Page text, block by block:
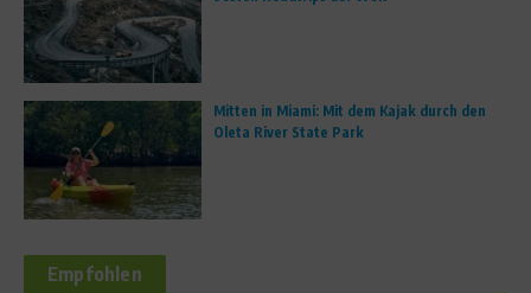
Mitten in Miami: Mit dem Kajak durch den
Oleta River State Park
Empfohlen